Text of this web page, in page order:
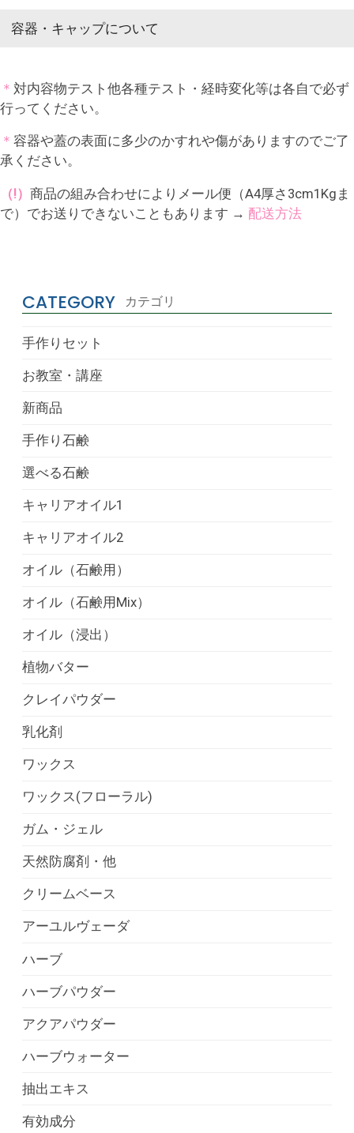
CATEGORY カテゴリ
手作りセット
お教室・講座
新商品
手作り石鹸
選べる石鹸
キャリアオイル1
キャリアオイル2
オイル（石鹸用）
オイル（石鹸用Mix）
オイル（浸出）
植物バター
クレイパウダー
乳化剤
ワックス
ワックス(フローラル)
ガム・ジェル
天然防腐剤・他
クリームベース
アーユルヴェーダ
ハーブ
ハーブパウダー
アクアパウダー
ハーブウォーター
抽出エキス
有効成分
容器・キャップについて
＊ 対内容物テスト他各種テスト・経時変化等は各自で必ず
行ってください。
＊ 容器や蓋の表面に多少のかすれや傷がありますのでご了
承ください。
（!） 商品の組み合わせによりメール便（A4厚さ3cm1Kgま
で）でお送りできないこともあります → 配送方法